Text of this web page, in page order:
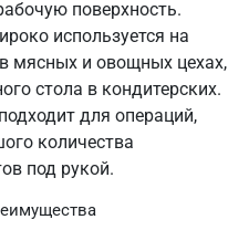
поверхность.
используется на
мясных и овощных цехах,
стола в кондитерских.
для операций,
количества
под рукой.